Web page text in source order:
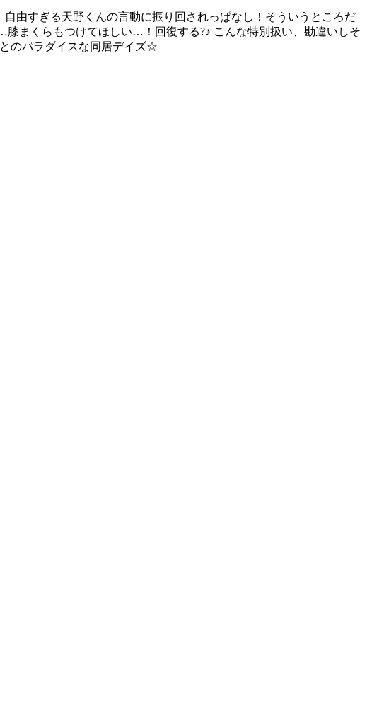
由すぎる天野くんの言動に振り回されっぱなし！そういうところだ
まくらもつけてほしい…！回復する?♪ こんな特別扱い、勘違いしそ
のパラダイスな同居デイズ☆